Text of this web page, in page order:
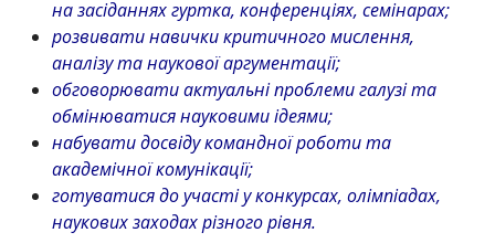
на засіданнях гуртка, конференціях, семінарах;
розвивати навички критичного мислення,
аналізу та наукової аргументації;
обговорювати актуальні проблеми галузі та
обмінюватися науковими ідеями;
набувати досвіду командної роботи та
академічної комунікації;
готуватися до участі у конкурсах, олімпіадах,
наукових заходах різного рівня.